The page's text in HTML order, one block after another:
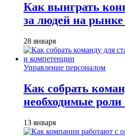
Как выиграть
за людей на
28 января
Управление персоналом
Как собрать
необходимые
13 января